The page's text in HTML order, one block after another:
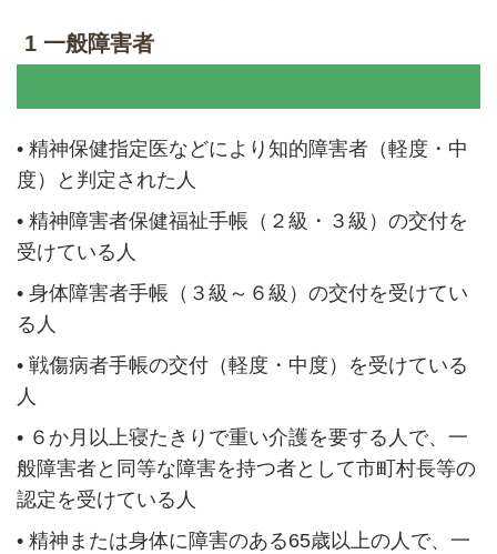
1 一般障害者
• 精神保健指定医などにより知的障害者（軽度・中
度）と判定された人
• 精神障害者保健福祉手帳（２級・３級）の交付を
受けている人
• 身体障害者手帳（３級～６級）の交付を受けてい
る人
• 戦傷病者手帳の交付（軽度・中度）を受けている
人
• ６か月以上寝たきりで重い介護を要する人で、一
般障害者と同等な障害を持つ者として市町村長等の
認定を受けている人
• 精神または身体に障害のある65歳以上の人で、一